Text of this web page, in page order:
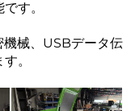
す。
機械、USBデータ伝
。